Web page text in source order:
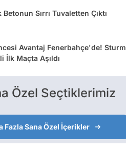
Betonun Sırrı Tuvaletten Çıktı
Avantaj Fenerbahçe'de! Sturm
İlk Maçta Aşıldı
Özel Seçtiklerimiz
Fazla Sana Özel İçerikler